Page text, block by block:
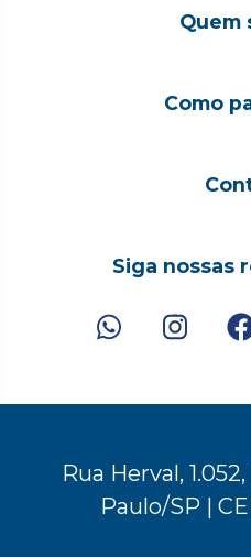
Quem
Como
Siga nossas
Rua Herval,
Paulo/SP |